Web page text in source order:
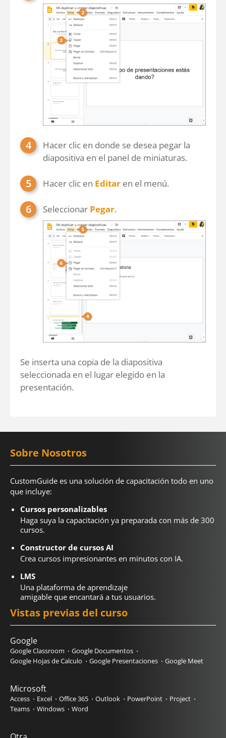
Hacer clic en donde se desea pegar la
diapositiva en el panel de miniaturas.
Hacer clic en Editar en el menú.
Seleccionar Pegar.
Se inserta una copia de la diapositiva
seleccionada en el lugar elegido en la
presentación.
Sobre Nosotros
CustomGuide es una solución de capacitación todo en uno
que incluye:
Cursos personalizables
Haga suya la capacitación ya preparada con más de 300
cursos.
Constructor de cursos AI
Crea cursos impresionantes en minutos con IA.
LMS
Una plataforma de aprendizaje
amigable que encantará a tus usuarios.
Vistas previas del curso
Google
Google Classroom
Google Documentos
Google Hojas de Calculo
Google Presentaciones Google Meet
Microsoft
Access Excel Office 365 Outlook PowerPoint
Project
Teams
Windows Word